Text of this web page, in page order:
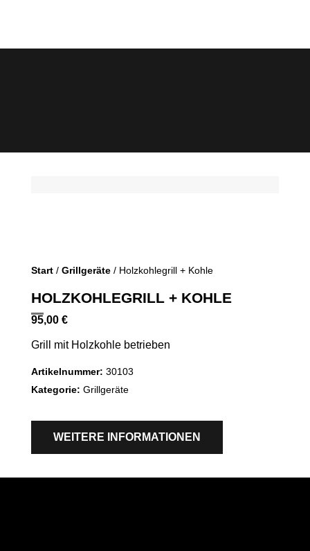
Start / Grillgeräte / Holzkohlegrill + Kohle
HOLZKOHLEGRILL + KOHLE
95,00 €
Grill mit Holzkohle betrieben
Artikelnummer: 30103
Kategorie: Grillgeräte
WEITERE INFORMATIONEN